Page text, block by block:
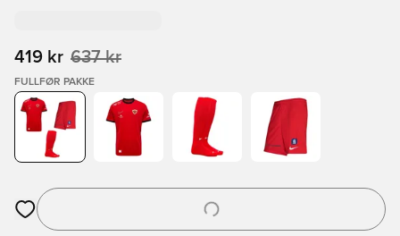
419 kr 637 kr
FULLFØR PAKKE
Åpner en Modal for å logge inn eller registrere deg som